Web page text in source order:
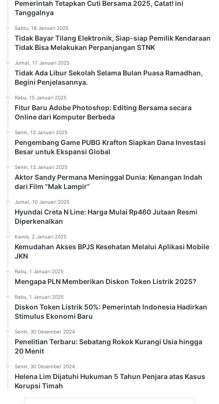
Pemerintah Tetapkan Cuti Bersama 2025, Catat! ini
Tanggalnya
Sabtu, 18 Januari 2025
Tidak Bayar Tilang Elektronik, Siap-siap Pemilik Kendaraan
Tidak Bisa Melakukan Perpanjangan STNK
Jumat, 17 Januari 2025
Tidak Ada Libur Sekolah Selama Bulan Puasa Ramadhan,
Begini Penjelasannya.
Rabu, 15 Januari 2025
Fitur Baru Adobe Photoshop: Editing Bersama secara
Online dari Komputer Berbeda
Senin, 13 Januari 2025
Pengembang Game PUBG Krafton Siapkan Dana Investasi
Besar untuk Ekspansi Global
Senin, 13 Januari 2025
Aktor Sandy Permana Meninggal Dunia: Kenangan Indah
dari Film “Mak Lampir”
Jumat, 10 Januari 2025
Hyundai Creta N Line: Harga Mulai Rp460 Jutaan Resmi
Diperkenalkan
Kamis, 2 Januari 2025
Kemudahan Akses BPJS Kesehatan Melalui Aplikasi Mobile
JKN
Rabu, 1 Januari 2025
Mengapa PLN Memberikan Diskon Token Listrik 2025?
Rabu, 1 Januari 2025
Diskon Token Listrik 50%: Pemerintah Indonesia Hadirkan
Stimulus Ekonomi Baru
Senin, 30 Desember 2024
Penelitian Terbaru: Sebatang Rokok Kurangi Usia hingga
20 Menit
Senin, 30 Desember 2024
Helena Lim Dijatuhi Hukuman 5 Tahun Penjara atas Kasus
Korupsi Timah